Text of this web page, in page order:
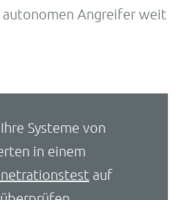
Angreifer weit
Systeme von
in einem
auf